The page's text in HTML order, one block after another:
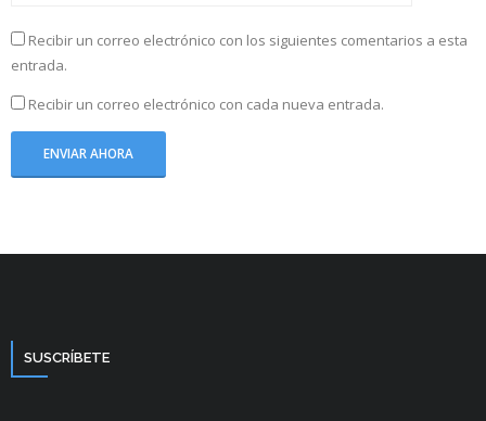
Recibir un correo electrónico con los siguientes comentarios a esta
entrada.
Recibir un correo electrónico con cada nueva entrada.
SUSCRÍBETE